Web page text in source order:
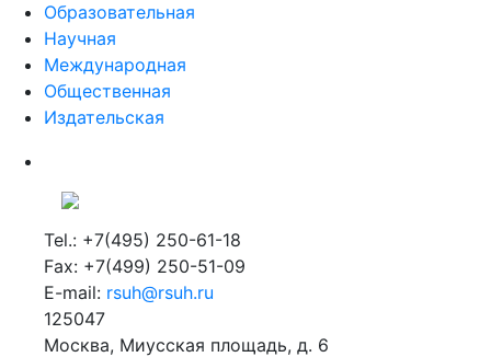
Образовательная
Научная
Международная
Общественная
Издательская
Tel.: +7(495) 250-61-18
Fax: +7(499) 250-51-09
E-mail: rsuh@rsuh.ru
125047
Москва, Миусская площадь, д. 6